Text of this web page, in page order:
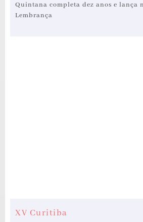
Quintana completa dez anos e lança
Lembrança
XV Curitiba